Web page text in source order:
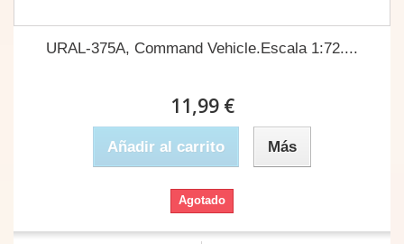
URAL-375A, Command Vehicle.Escala 1:72....
11,99 €
Añadir al carrito Más
Agotado